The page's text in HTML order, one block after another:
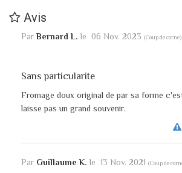
Avis
Par Bernard L. le 06 Nov. 2023 (Coup de corne)
Sans particularite
Fromage doux original de par sa forme
laisse pas un grand souvenir.
Par Guillaume K. le 13 Nov. 2021 (Coup de